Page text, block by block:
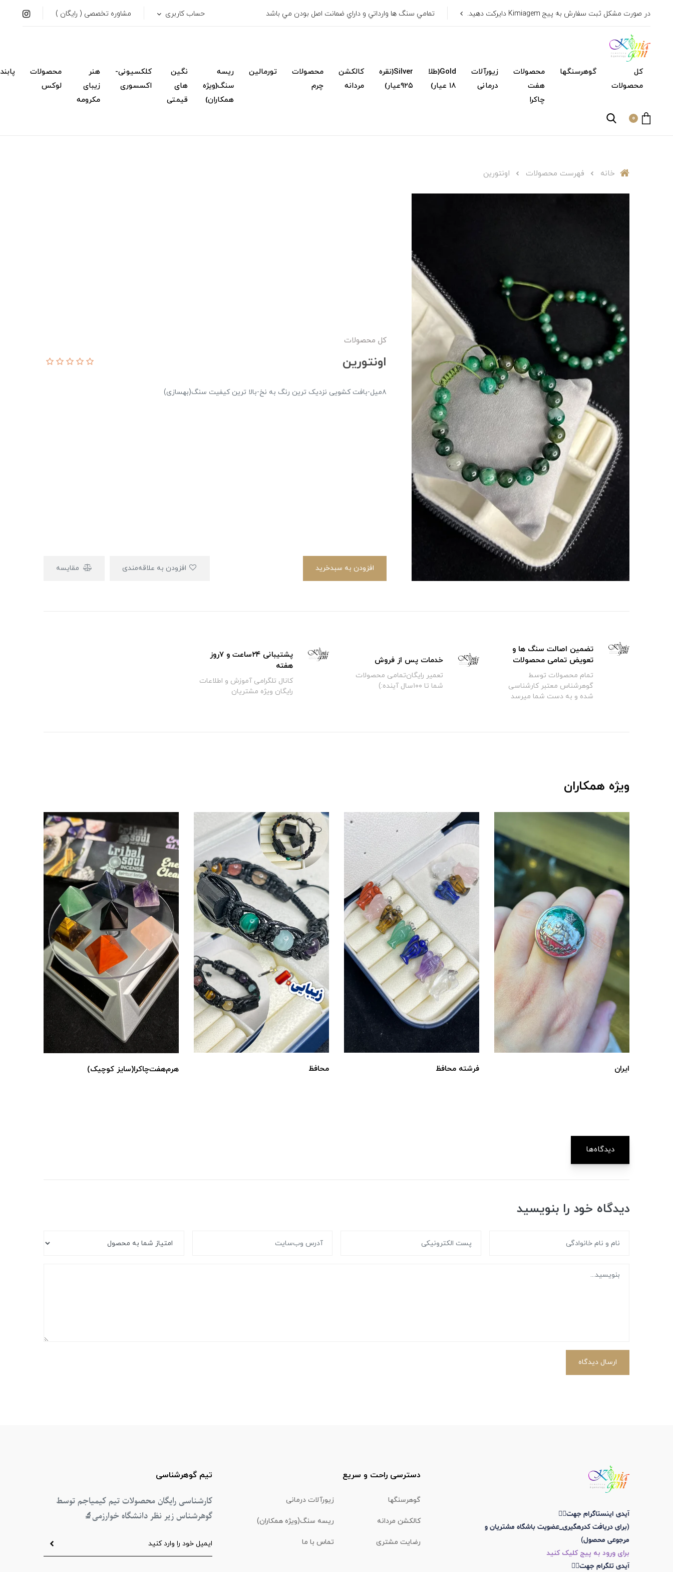
در صورت مشکل ثبت سفارش به پیج Kimiagem دایرکت دهید. تمامي سنگ ها وارداتي و داراي ضمانت اصل بودن مي باشد حساب کاربری مشاوره تخصصی ( رایگان )
کل
محصولات
گوهرسنگها
محصولات
هفت
چاکرا
زیورآلات
درمانی
Gold(طلا
۱۸ عیار)
Silver(نقره
۹۲۵عیار)
کالکشن
مردانه
محصولات
چرم
تورمالین
ریسه
سنگ(ویژه
همکاران)
نگین
های
قیمتی
کلکسیونی-
اکسسوری
هنر
زیبای
مکرومه
محصولات
لوکس
0
خانه فهرست محصولات اونتورین
کل محصولات
اونتورین
۸میل-بافت کشویی نزدیک ترین رنگ به نخ-بالا ترین کیفیت سنگ(بهسازی)
افزودن به سبدخرید مقایسه
تضمین اصالت سنگ ها و
تعویض تمامی محصولات
تمام محصولات توسط
گوهرشناس معتبر کارشناسی
شده و به دست شما میرسد
خدمات پس از فروش
تعمیر رایگان‌تمامی محصولات
شما تا ۱۰۰سال آینده:)
پشتیبانی ۲۴ساعت و ۷روز
هفته
کانال تلگرامی آموزش و اطلاعات
رایگان ویژه مشتریان
ویژه همکاران
ایران فرشته محافظ محافظ هرم‌هفت‌چاکرا(سایز کوچیک)
دیدگاه‌ها
دیدگاه خود را بنویسید
ارسال دیدگاه
آیدی اینستاگرام جهت👇🏼
(برای دریافت کدرهگیری_عضویت باشگاه مشتریان و
مرجوعی محصول)
برای ورود به پیج کلیک کنید
آیدی تلگرام جهت👇🏼
دسترسی راحت و سریع
گوهرسنگها زیورآلات درمانی
کالکشن مردانه ریسه سنگ(ویژه همکاران)
رضایت مشتری تماس با ما
تیم گوهرشناسی
کارشناسی رایگان محصولات تیم کیمیاجم توسط
گوهرشناس زیر نظر دانشگاه خوارزمی🔬